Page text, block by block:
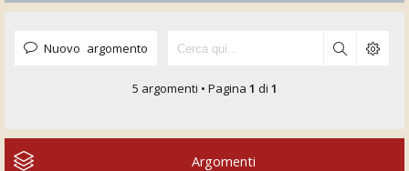
Nuovo argomento
5 argomenti • Pagina 1 di 1
Argomenti